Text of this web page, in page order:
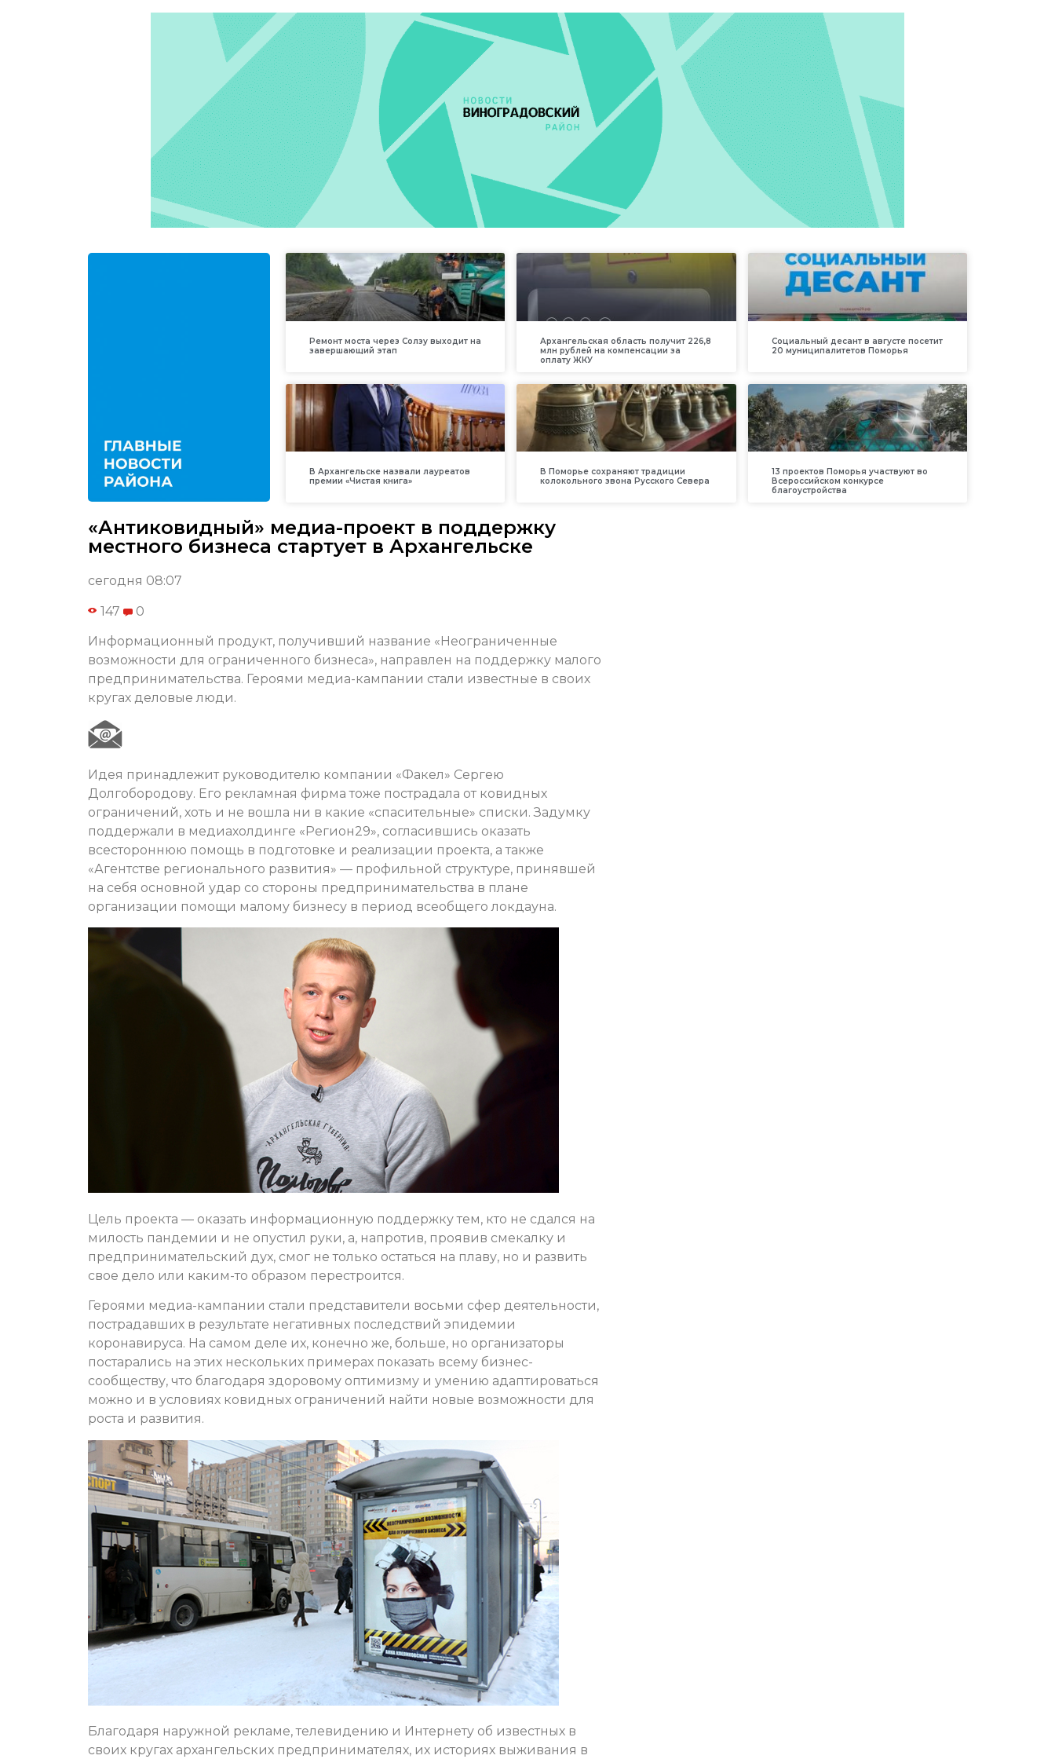
Ремонт моста через Солзу выходит на
завершающий этап
Архангельская область получит 226,8
млн рублей на компенсации за
оплату ЖКУ
Социальный десант в августе посетит
20 муниципалитетов Поморья
В Архангельске назвали лауреатов
премии «Чистая книга»
В Поморье сохраняют традиции
колокольного звона Русского Севера
13 проектов Поморья участвуют во
Всероссийском конкурсе
благоустройства
«Антиковидный» медиа-проект в поддержку
местного бизнеса стартует в Архангельске
сегодня 08:07
147 0
Информационный продукт, получивший название «Неограниченные
возможности для ограниченного бизнеса», направлен на поддержку малого
предпринимательства. Героями медиа-кампании стали известные в своих
кругах деловые люди.
Идея принадлежит руководителю компании «Факел» Сергею
Долгобородову. Его рекламная фирма тоже пострадала от ковидных
ограничений, хоть и не вошла ни в какие «спасительные» списки. Задумку
поддержали в медиахолдинге «Регион29», согласившись оказать
всестороннюю помощь в подготовке и реализации проекта, а также
«Агентстве регионального развития» — профильной структуре, принявшей
на себя основной удар со стороны предпринимательства в плане
организации помощи малому бизнесу в период всеобщего локдауна.
Цель проекта — оказать информационную поддержку тем, кто не сдался на
милость пандемии и не опустил руки, а, напротив, проявив смекалку и
предпринимательский дух, смог не только остаться на плаву, но и развить
свое дело или каким-то образом перестроится.
Героями медиа-кампании стали представители восьми сфер деятельности,
пострадавших в результате негативных последствий эпидемии
коронавируса. На самом деле их, конечно же, больше, но организаторы
постарались на этих нескольких примерах показать всему бизнес-
сообществу, что благодаря здоровому оптимизму и умению адаптироваться
можно и в условиях ковидных ограничений найти новые возможности для
роста и развития.
Благодаря наружной рекламе, телевидению и Интернету об известных в
своих кругах архангельских предпринимателях, их историях выживания в